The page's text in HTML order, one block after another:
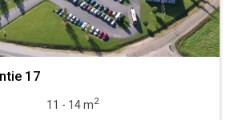
17
11 - 14 m2